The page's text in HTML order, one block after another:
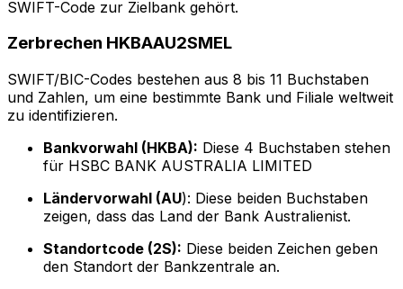
SWIFT-Code zur Zielbank gehört.
Zerbrechen HKBAAU2SMEL
SWIFT/BIC-Codes bestehen aus 8 bis 11 Buchstaben
und Zahlen, um eine bestimmte Bank und Filiale weltweit
zu identifizieren.
Bankvorwahl (HKBA): Diese 4 Buchstaben stehen
für HSBC BANK AUSTRALIA LIMITED
Ländervorwahl (AU): Diese beiden Buchstaben
zeigen, dass das Land der Bank Australienist.
Standortcode (2S): Diese beiden Zeichen geben
den Standort der Bankzentrale an.